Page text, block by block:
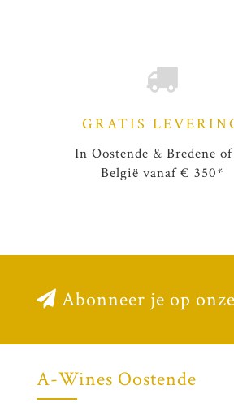
GRATIS
In Oostende & Bredene
België vanaf € 350*
Abonneer je op
A-Wines Oostende